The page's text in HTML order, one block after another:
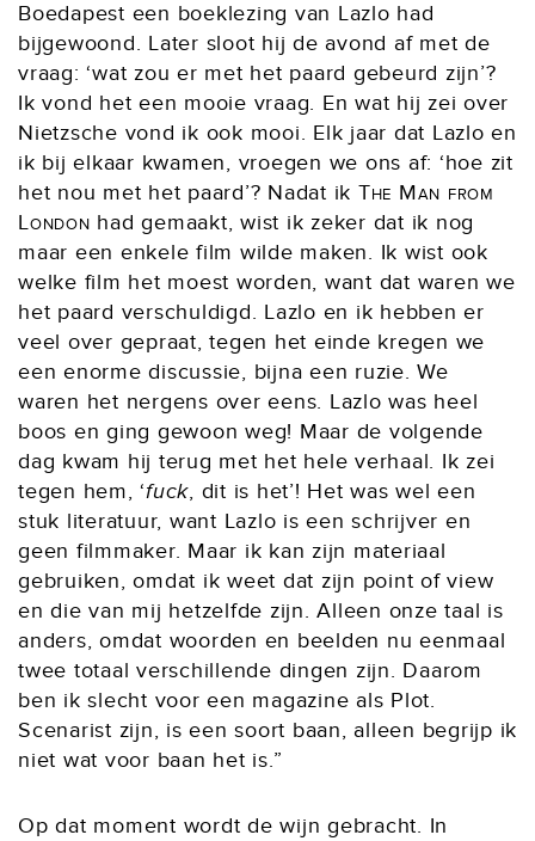
Boedapest een boeklezing van Lazlo had
bijgewoond. Later sloot hij de avond af met de
vraag: ‘wat zou er met het paard gebeurd zijn’?
Ik vond het een mooie vraag. En wat hij zei over
Nietzsche vond ik ook mooi. Elk jaar dat Lazlo en
ik bij elkaar kwamen, vroegen we ons af: ‘hoe zit
het nou met het paard’? Nadat ik The Man from
London had gemaakt, wist ik zeker dat ik nog
maar een enkele film wilde maken. Ik wist ook
welke film het moest worden, want dat waren we
het paard verschuldigd. Lazlo en ik hebben er
veel over gepraat, tegen het einde kregen we
een enorme discussie, bijna een ruzie. We
waren het nergens over eens. Lazlo was heel
boos en ging gewoon weg! Maar de volgende
dag kwam hij terug met het hele verhaal. Ik zei
tegen hem, ‘fuck, dit is het’! Het was wel een
stuk literatuur, want Lazlo is een schrijver en
geen filmmaker. Maar ik kan zijn materiaal
gebruiken, omdat ik weet dat zijn point of view
en die van mij hetzelfde zijn. Alleen onze taal is
anders, omdat woorden en beelden nu eenmaal
twee totaal verschillende dingen zijn. Daarom
ben ik slecht voor een magazine als Plot.
Scenarist zijn, is een soort baan, alleen begrijp ik
niet wat voor baan het is.”
Op dat moment wordt de wijn gebracht. In